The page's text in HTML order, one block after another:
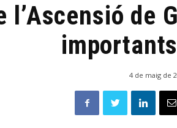
l’Ascensió de
4 de maig de